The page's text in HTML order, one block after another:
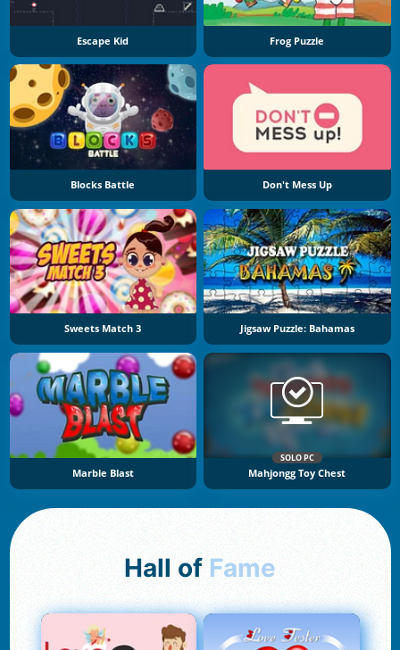
Escape Kid Frog Puzzle
Blocks Battle Don't Mess Up
Sweets Match 3 Jigsaw Puzzle: Bahamas
Marble Blast
SOLO PC
Mahjongg Toy Chest
Hall of Fame